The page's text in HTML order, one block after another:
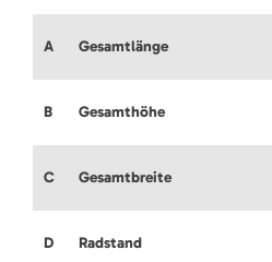
A Gesamtlänge
B Gesamthöhe
C Gesamtbreite
D Radstand